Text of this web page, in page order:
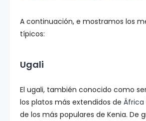
A continuación, e mostramos los
típicos:
Ugali
El ugali, también conocido como
los platos más extendidos de África
de los más populares de Kenia. De